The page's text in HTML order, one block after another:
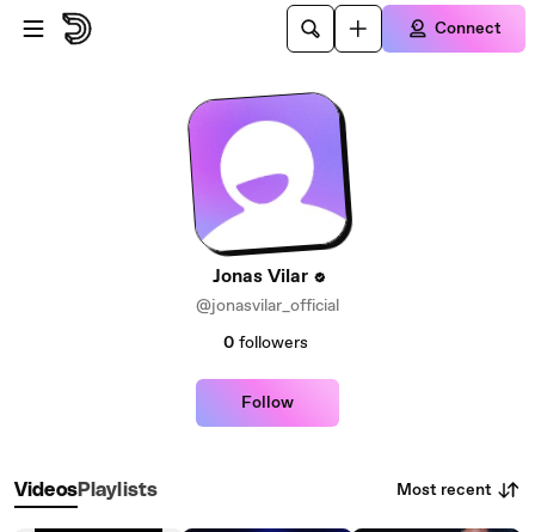
Skip to main content
Connect
Jonas Vilar
@jonasvilar_official
0 followers
Follow
VideosPlaylists Most recent